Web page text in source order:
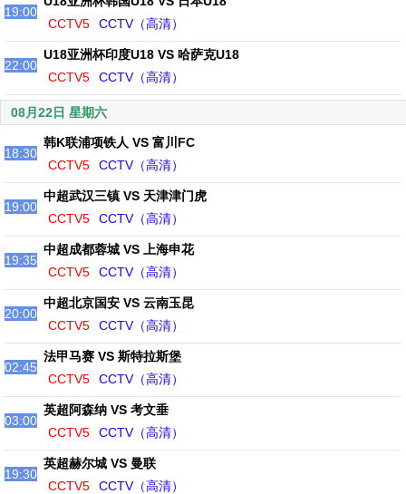
19:00
CCTV5
CCTV（高清）
22:00
U18亚洲杯印度U18 VS 哈萨克U18
CCTV5
CCTV（高清）
08月22日 星期六
18:30
韩K联浦项铁人 VS 富川FC
CCTV5
CCTV（高清）
19:00
中超武汉三镇 VS 天津津门虎
CCTV5
CCTV（高清）
19:35
中超成都蓉城 VS 上海申花
CCTV5
CCTV（高清）
20:00
中超北京国安 VS 云南玉昆
CCTV5
CCTV（高清）
02:45
法甲马赛 VS 斯特拉斯堡
CCTV5
CCTV（高清）
03:00
英超阿森纳 VS 考文垂
CCTV5
CCTV（高清）
19:30
英超赫尔城 VS 曼联
CCTV5
CCTV（高清）